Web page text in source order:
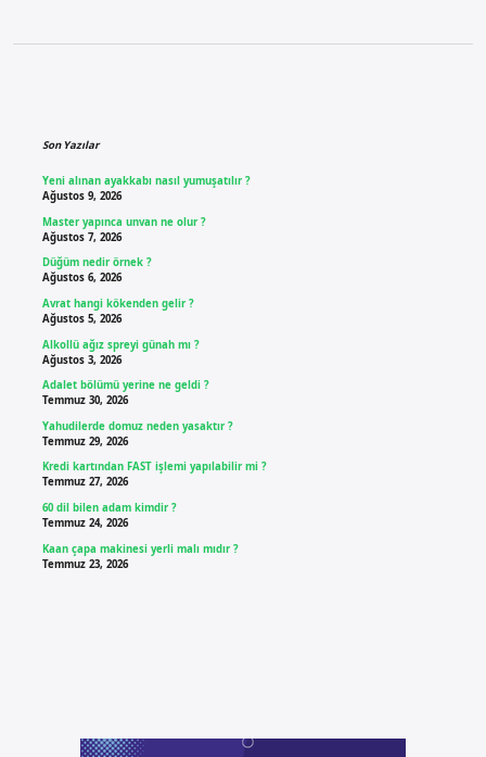
Son Yazılar
Yeni alınan ayakkabı nasıl yumuşatılır ?
Ağustos 9, 2026
Master yapınca unvan ne olur ?
Ağustos 7, 2026
Düğüm nedir örnek ?
Ağustos 6, 2026
Avrat hangi kökenden gelir ?
Ağustos 5, 2026
Alkollü ağız spreyi günah mı ?
Ağustos 3, 2026
Adalet bölümü yerine ne geldi ?
Temmuz 30, 2026
Yahudilerde domuz neden yasaktır ?
Temmuz 29, 2026
Kredi kartından FAST işlemi yapılabilir mi ?
Temmuz 27, 2026
60 dil bilen adam kimdir ?
Temmuz 24, 2026
Kaan çapa makinesi yerli malı mıdır ?
Temmuz 23, 2026